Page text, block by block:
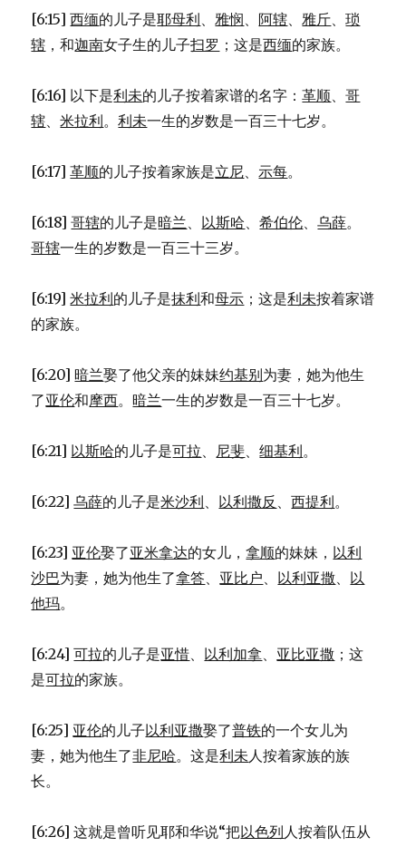
[6:15]西缅的儿子是耶母利、雅悯、 阿辖、雅斤、琐
辖 ，和迦南女子生的儿子扫罗 ；这是西缅的家族。
[6:16] 以下是利未的儿子按着家谱的名字：革顺、哥
辖、米拉利。利未一生的岁数是一百三十七岁。
[6:17]革顺的儿子按着家族是立尼、示每。
[6:18]哥辖的儿子是暗兰、 以斯哈、希伯伦、乌薛。
哥辖一生的岁数是一百三十三岁。
[6:19]米拉利的儿子是抹利和母示 ；这是利未按着家谱
的家族。
[6:20]暗兰娶了他父亲的妹妹约基别为妻，她为他生
了亚伦和摩西。暗兰一生的岁数是一百三十七岁。
[6:21] 以斯哈的儿子是可拉、 尼斐、细基利。
[6:22]乌薛的儿子是米沙利、 以利撒反 、西提利。
[6:23] 亚伦娶了亚米拿达的女儿，拿顺的妹妹， 以利
沙巴为妻，她为他生了拿答、 亚比户、 以利亚撒、 以
他玛。
[6:24]可拉的儿子是亚惜、 以利加拿、 亚比亚撒 ；这
是可拉的家族。
[6:25] 亚伦的儿子以利亚撒娶了普铁的一个女儿为
妻，她为他生了非尼哈。这是利未人按着家族的族
长。
[6:26] 这就是曾听见耶和华说“把以色列人按着队伍从